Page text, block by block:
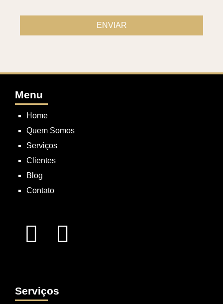
Menu
Home
Quem Somos
Serviços
Clientes
Blog
Contato
Serviços